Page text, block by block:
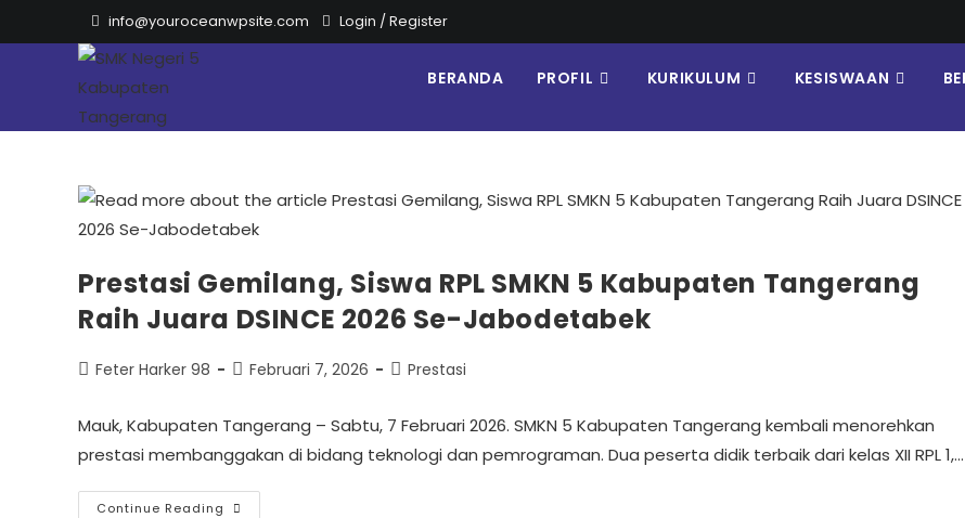
info@youroceanwpsite.com Login /Register
BERANDA PROFIL KURIKULUM KESISWAAN
Prestasi Gemilang, Siswa RPL SMKN 5 Kabupaten Tangerang
Raih Juara DSINCE 2026 Se-Jabodetabek
Feter Harker 98 Februari 7, 2026 Prestasi
Mauk, Kabupaten Tangerang – Sabtu, 7 Februari 2026. SMKN 5 Kabupaten Tangerang kembali menorehkan
prestasi membanggakan di bidang teknologi dan pemrograman. Dua peserta didik terbaik dari kelas XII RPL 1,…
Continue Reading